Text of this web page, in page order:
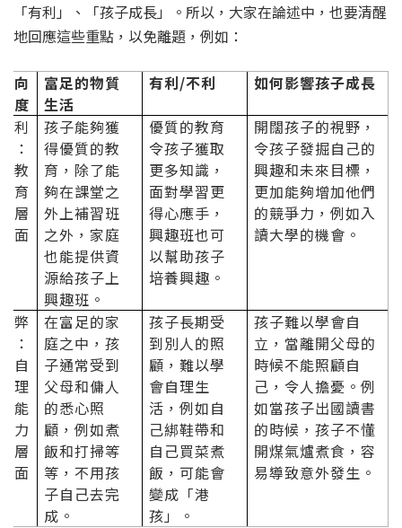
「有利」、「孩子成長」。所以，大家在論述中，也要清醒
地回應這些重點，以免離題，例如：
向
度
富足的物質
生活
有利/不利 如何影響孩子成長
利
：
教
育
層
面
孩子能夠獲
得優質的教
育，除了能
夠在課堂之
外上補習班
之外，家庭
也能提供資
源給孩子上
興趣班。
優質的教育
令孩子獲取
更多知識，
面對學習更
得心應手，
興趣班也可
以幫助孩子
培養興趣。
開闊孩子的視野，
令孩子發掘自己的
興趣和未來目標，
更加能夠增加他們
的競爭力，例如入
讀大學的機會。
弊
：
自
理
能
力
層
面
在富足的家
庭之中，孩
子通常受到
父母和傭人
的悉心照
顧，例如煮
飯和打掃等
等，不用孩
子自己去完
成。
孩子長期受
到別人的照
顧，難以學
會自理生
活，例如自
己綁鞋帶和
自己買菜煮
飯，可能會
變成「港
孩」。
孩子難以學會自
立，當離開父母的
時候不能照顧自
己，令人擔憂。例
如當孩子出國讀書
的時候，孩子不懂
開煤氣爐煮食，容
易導致意外發生。